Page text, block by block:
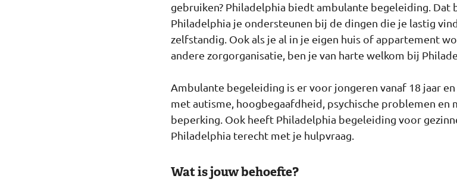
gebruiken? Philadelphia biedt ambulante begeleiding. Dat
Philadelphia je ondersteunen bij de dingen die je lastig
zelfstandig. Ook als je al in je eigen huis of appartement
andere zorgorganisatie, ben je van harte welkom bij
Ambulante begeleiding is er voor jongeren vanaf 18 jaar
met autisme, hoogbegaafdheid, psychische problemen en
beperking. Ook heeft Philadelphia begeleiding voor
Philadelphia terecht met je hulpvraag.
Wat is jouw behoefte?